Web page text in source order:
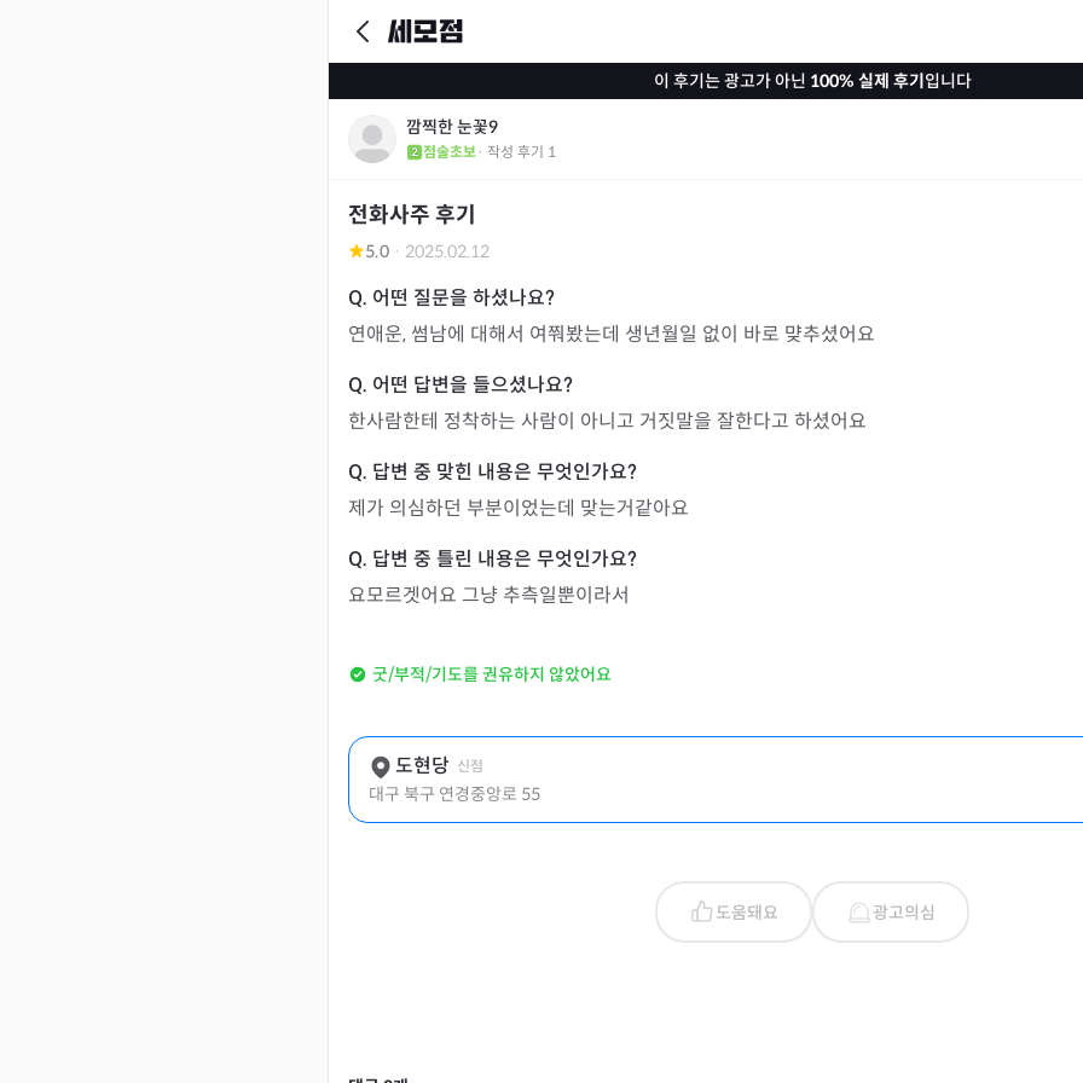
이 후기는 광고가 아닌 100% 실제 후기입니다
깜찍한 눈꽃9
점술초보· 작성 후기 1
전화사주 후기
5.0 · 2025.02.12
연애운, 썸남에 대해서 여쭤봤는데 생년월일 없이 바로 먖추셨어요
한사람한테 정착하는 사람이 아니고 거짓말을 잘한다고 하셨어요
제가 의심하던 부분이었는데 맞는거같아요
요모르겟어요 그냥 추측일뿐이라서
굿/부적/기도를 권유하지 않았어요
도현당 신점
대구 북구 연경중앙로 55
도움돼요 광고의심